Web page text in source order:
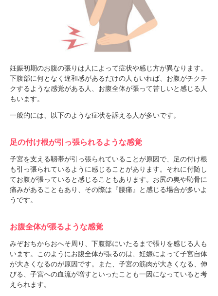
妊娠初期のお腹の張りは人によって症状や感じ方が異なります。
下腹部に何となく違和感があるだけの人もいれば、お腹がチクチ
クするような感覚がある人、お腹全体が張って苦しいと感じる人
もいます。
一般的には、以下のような症状を訴える人が多いです。
足の付け根が引っ張られるような感覚
子宮を支える靱帯が引っ張られていることが原因で、足の付け根
も引っ張られているように感じることがあります。それに付随し
てお腹が張っていると感じることもあります。お尻の奥や恥骨に
痛みがあることもあり、その際は『腰痛』と感じる場合が多いよ
うです。
お腹全体が張るような感覚
みぞおちからおへそ周り、下腹部にいたるまで張りを感じる人も
います。このようにお腹全体が張るのは、妊娠によって子宮自体
が大きくなるのが原因です。また、子宮の筋肉が大きくなる、伸
びる、子宮への血流が増すといったことも一因になっていると考
えられます。